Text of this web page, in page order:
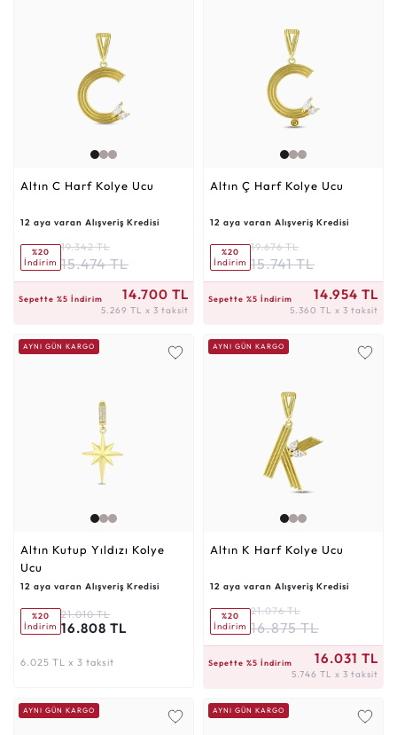
Altın C Harf Kolye Ucu
12 aya varan Alışveriş Kredisi
%20
İndirim
19.342 TL
15.474 TL
Sepette %5 İndirim 14.700 TL
5.269 TL x 3 taksit
Altın Ç Harf Kolye Ucu
12 aya varan Alışveriş Kredisi
%20
İndirim
19.676 TL
15.741 TL
Sepette %5 İndirim 14.954 TL
5.360 TL x 3 taksit
AYNI GÜN KARGO
Altın Kutup Yıldızı Kolye
Ucu
12 aya varan Alışveriş Kredisi
%20
İndirim
21.010 TL
16.808 TL
6.025 TL x 3 taksit
AYNI GÜN KARGO
Altın K Harf Kolye Ucu
12 aya varan Alışveriş Kredisi
%20
İndirim
21.076 TL
16.875 TL
Sepette %5 İndirim 16.031 TL
5.746 TL x 3 taksit
AYNI GÜN KARGO AYNI GÜN KARGO